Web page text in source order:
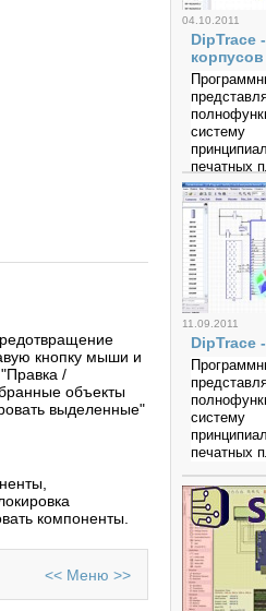
кнопку мыши и
/
объекты
выделенные"
компоненты.
<< Меню >>
04.10.2011
DipTrace
корпусов
систему
печатных
11.09.2011
DipTrace
систему
печатных